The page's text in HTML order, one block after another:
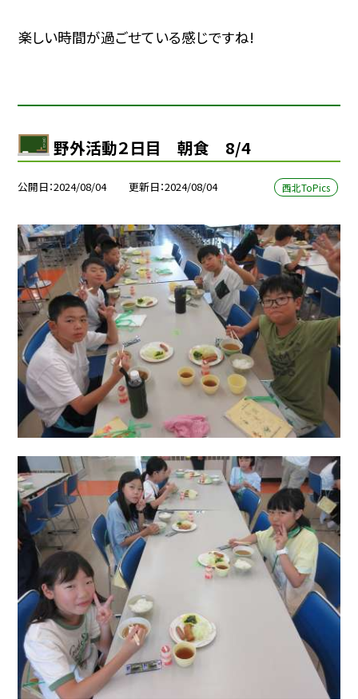
楽しい時間が過ごせている感じですね!
野外活動２日目 朝食 8/4
公開日 2024/08/04 更新日 2024/08/04 西北ToPics